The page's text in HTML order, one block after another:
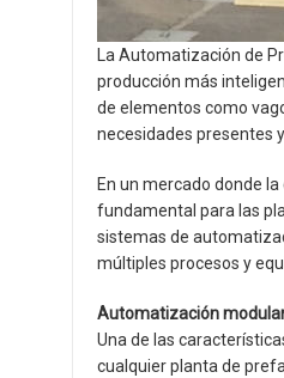
La Automatización de
producción más
de elementos como
necesidades presentes
En un mercado donde
fundamental para las
sistemas de
múltiples procesos y
Automatización
Una de las
cualquier planta de